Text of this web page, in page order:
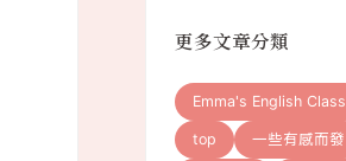
更多文章分類
Emma's English Class
top 一些有感而發